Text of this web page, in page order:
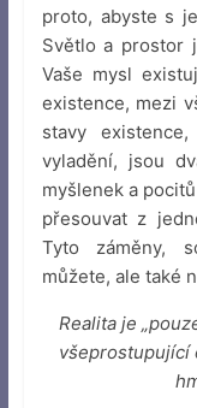
proto, abyste s
Světlo a prostor
Vaše mysl
existence, mezi
stavy
vyladění, jsou
myšlenek a
přesouvat z
Tyto záměny,
můžete, ale také
Realita je
všeprostupující